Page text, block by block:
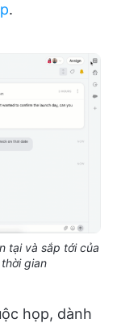
.
tại và sắp tới của
gian
họp, dành